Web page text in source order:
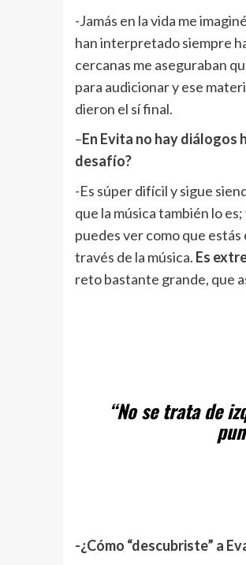
-Jamás en la vida me
han interpretado siempre
cercanas me aseguraban
para audicionar y ese
dieron el sí final.
–En Evita no hay diálogos
desafío?
-Es súper difícil y sigue
que la música también lo es;
puedes ver como que
través de la música. Es
reto bastante grande, que
“No se trata de
-¿Cómo “descubriste” a